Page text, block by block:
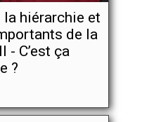
la hiérarchie et
de la
- C’est ça
?